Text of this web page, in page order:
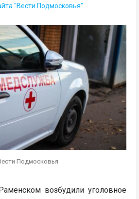
"Вести Подмосковья"
Подмосковья
возбудили уголовное